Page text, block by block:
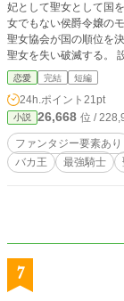
妃として聖女として国
女でもない侯爵令嬢のモニカを王妃にし
聖女協会が国の順位を
聖女を失い破滅する。 設定ゆるゆるの架空のお話です。 本編17話で完結になり
ます。
恋愛 完結 短編
24h.ポイント 21pt
小説 26,668 位 /
ファンタジー要素あり
バカ王
最強騎士
7